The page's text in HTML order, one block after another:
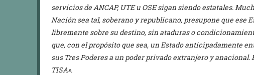
servicios de ANCAP, UTE u OSE sigan siendo estatales.
Nación sea tal, soberano y republicano, presupone que ese
libremente sobre su destino, sin ataduras o
que, con el propósito que sea, un Estado anticipadamente
sus Tres Poderes a un poder privado extranjero y
TISA».